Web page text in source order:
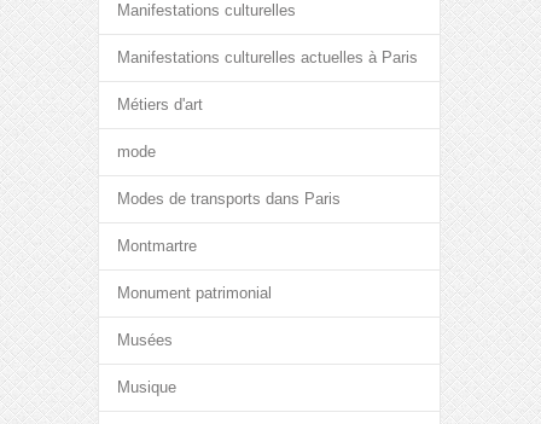
Manifestations culturelles
Manifestations culturelles actuelles à Paris
Métiers d'art
mode
Modes de transports dans Paris
Montmartre
Monument patrimonial
Musées
Musique